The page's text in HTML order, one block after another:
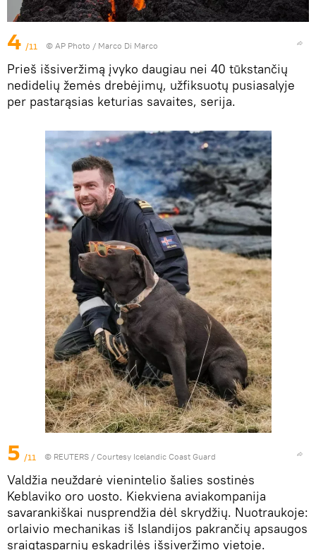
4 /11 © AP Photo / Marco Di Marco
Prieš išsiveržimą įvyko daugiau nei 40 tūkstančių
nedidelių žemės drebėjimų, užfiksuotų pusiasalyje
per pastarąsias keturias savaites, serija.
5 /11 © REUTERS / Courtesy Icelandic Coast Guard
Valdžia neuždarė vienintelio šalies sostinės
Keblaviko oro uosto. Kiekviena aviakompanija
savarankiškai nusprendžia dėl skrydžių. Nuotraukoje:
orlaivio mechanikas iš Islandijos pakrančių apsaugos
sraigtasparnių eskadrilės išsiveržimo vietoje.